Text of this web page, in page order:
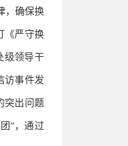
，确保换
《严守换
级领导干
访事件发
突出问题
”，通过